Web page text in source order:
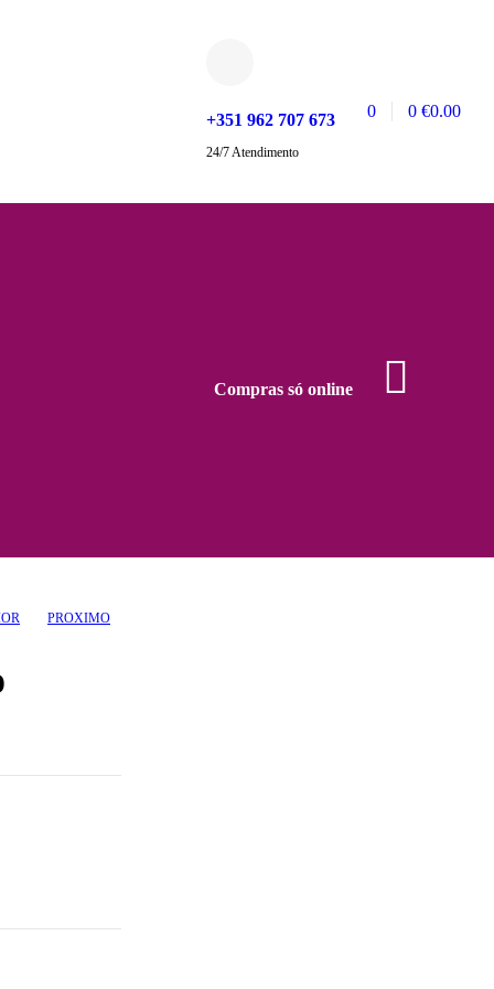
+351 962 707 673
24/7 Atendimento
0 0 €0.00
Compras só online
PROXIMO